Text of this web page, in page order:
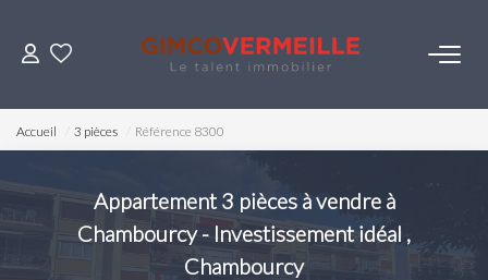
ACHETER
LOUER
Accueil 3 pièces Référence 8300
Appartement 3 pièces à vendre à
Chambourcy - Investissement idéal ,
Chambourcy